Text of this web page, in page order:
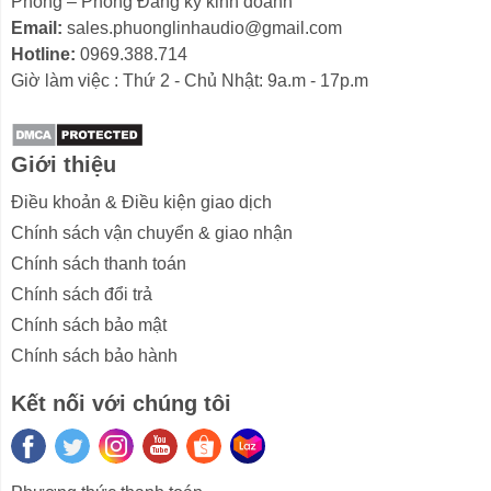
Quản lí nguồn LX-P5 màn hình LED
Quản lí nguồn Dbacoustic LX-P5 thiết
kế hợp kim chắc chắn
Dbacoustic LX-P5sở hữu thiết kế vỏ
nguyên khối phủ sơn tĩnh điện màu đen
chống trầy xước, chống rỉ sét và chịu va đập tốt. Thiết
phong cáchHiFi hiện đại và sang trọng
cả hệ thống karaoke gia đình, phòng karaoke kinh
doanh hay sân khấu biểu diễn chuyên nghiệp
Thiết kế Quản lí nguồn Dbacoustic LX-P5
Email: sales.phuonglinhaudio@gmail.com
Hotline: 0969.388.714
Giờ làm việc : Thứ 2 - Chủ Nhật: 9a.m - 17p.m
Giới thiệu
Điều khoản & Điều kiện giao dịch
Chính sách vận chuyển & giao nhận
Chính sách thanh toán
Chính sách đổi trả
Chính sách bảo mật
Chính sách bảo hành
Kết nối với chúng tôi